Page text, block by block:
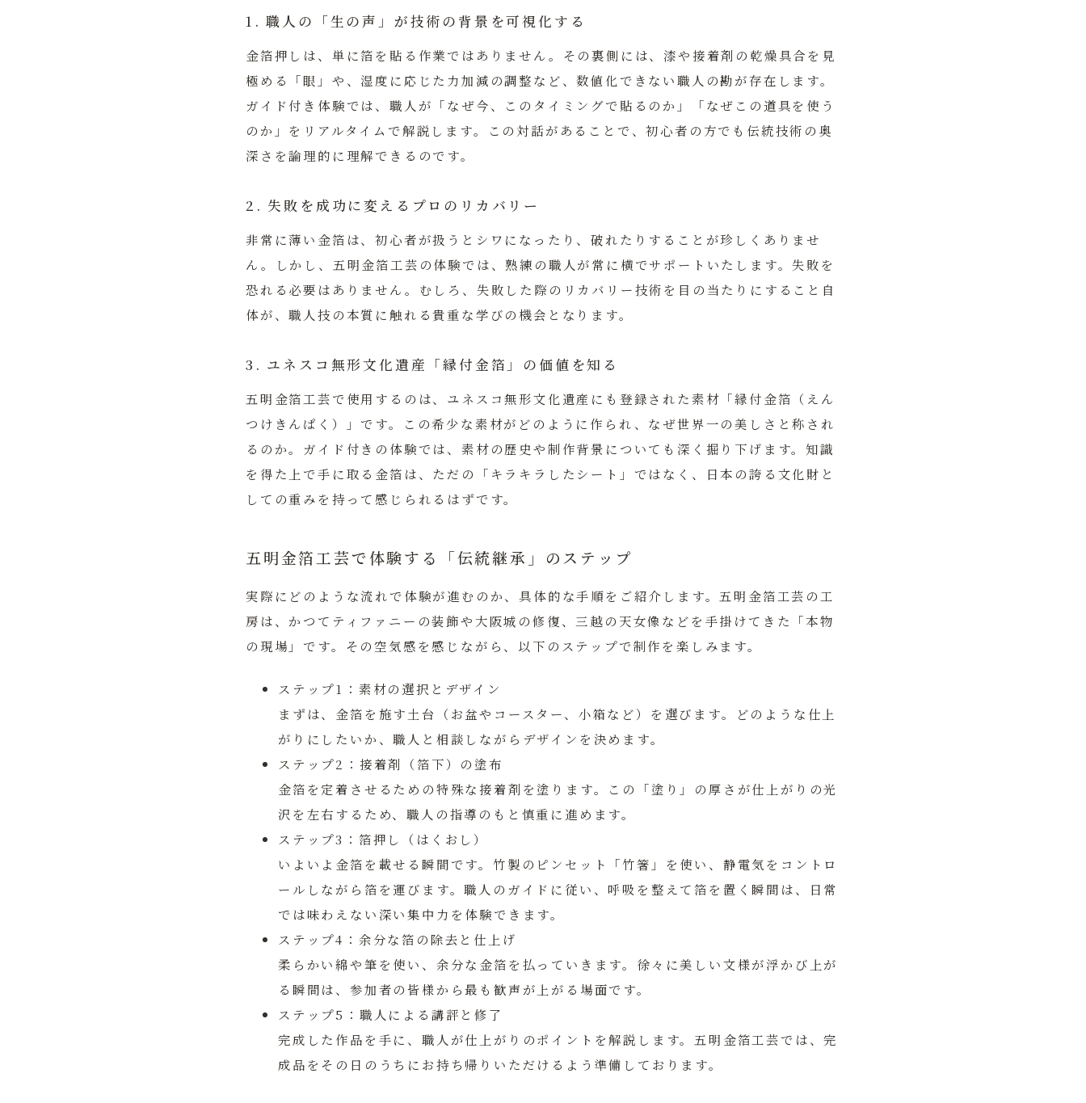
1. 職人の「生の声」が技術の背景を可視化する
金箔押しは、単に箔を貼る作業ではありません。その裏側には、漆や接着剤の乾燥具合を見
極める「眼」や、湿度に応じた力加減の調整など、数値化できない職人の勘が存在します。
ガイド付き体験では、職人が「なぜ今、このタイミングで貼るのか」「なぜこの道具を使う
のか」をリアルタイムで解説します。この対話があることで、初心者の方でも伝統技術の奥
深さを論理的に理解できるのです。
2. 失敗を成功に変えるプロのリカバリー
非常に薄い金箔は、初心者が扱うとシワになったり、破れたりすることが珍しくありませ
ん。しかし、五明金箔工芸の体験では、熟練の職人が常に横でサポートいたします。失敗を
恐れる必要はありません。むしろ、失敗した際のリカバリー技術を目の当たりにすること自
体が、職人技の本質に触れる貴重な学びの機会となります。
3. ユネスコ無形文化遺産「縁付金箔」の価値を知る
五明金箔工芸で使用するのは、ユネスコ無形文化遺産にも登録された素材「縁付金箔（えん
つけきんぱく）」です。この希少な素材がどのように作られ、なぜ世界一の美しさと称され
るのか。ガイド付きの体験では、素材の歴史や制作背景についても深く掘り下げます。知識
を得た上で手に取る金箔は、ただの「キラキラしたシート」ではなく、日本の誇る文化財と
しての重みを持って感じられるはずです。
五明金箔工芸で体験する「伝統継承」のステップ
実際にどのような流れで体験が進むのか、具体的な手順をご紹介します。五明金箔工芸の工
房は、かつてティファニーの装飾や大阪城の修復、三越の天女像などを手掛けてきた「本物
の現場」です。その空気感を感じながら、以下のステップで制作を楽しみます。
ステップ1：素材の選択とデザイン
まずは、金箔を施す土台（お盆やコースター、小箱など）を選びます。どのような仕上
がりにしたいか、職人と相談しながらデザインを決めます。
ステップ2：接着剤（箔下）の塗布
金箔を定着させるための特殊な接着剤を塗ります。この「塗り」の厚さが仕上がりの光
沢を左右するため、職人の指導のもと慎重に進めます。
ステップ3：箔押し（はくおし）
いよいよ金箔を載せる瞬間です。竹製のピンセット「竹箸」を使い、静電気をコントロ
ールしながら箔を運びます。職人のガイドに従い、呼吸を整えて箔を置く瞬間は、日常
では味わえない深い集中力を体験できます。
ステップ4：余分な箔の除去と仕上げ
柔らかい綿や筆を使い、余分な金箔を払っていきます。徐々に美しい文様が浮かび上が
る瞬間は、参加者の皆様から最も歓声が上がる場面です。
ステップ5：職人による講評と修了
完成した作品を手に、職人が仕上がりのポイントを解説します。五明金箔工芸では、完
成品をその日のうちにお持ち帰りいただけるよう準備しております。